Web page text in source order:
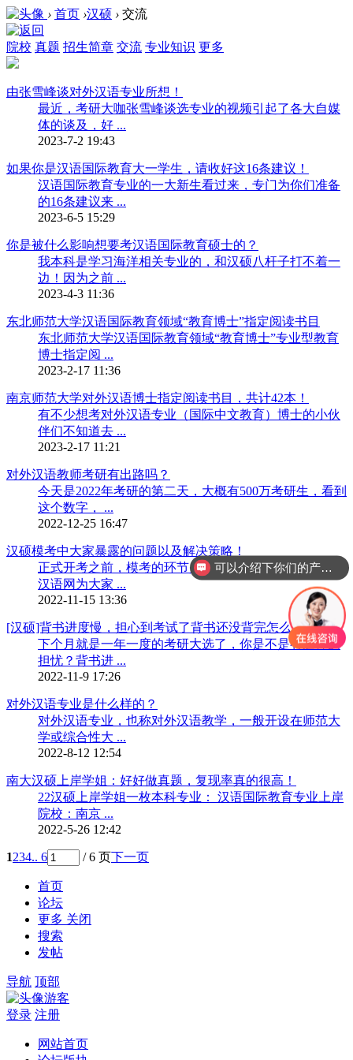
› 首页 ›汉硕 › 交流
院校 真题 招生简章 交流 专业知识 更多
由张雪峰谈对外汉语专业所想！
最近，考研大咖张雪峰谈选专业的视频引起了各大自媒
体的谈及，好 ...
2023-7-2 19:43
如果你是汉语国际教育大一学生，请收好这16条建议！
汉语国际教育专业的一大新生看过来，专门为你们准备
的16条建议来 ...
2023-6-5 15:29
你是被什么影响想要考汉语国际教育硕士的？
我本科是学习海洋相关专业的，和汉硕八杆子打不着一
边！因为之前 ...
2023-4-3 11:36
东北师范大学汉语国际教育领域“教育博士”指定阅读书目
东北师范大学汉语国际教育领域“教育博士”专业型教育
博士指定阅 ...
2023-2-17 11:36
南京师范大学对外汉语博士指定阅读书目，共计42本！
有不少想考对外汉语专业（国际中文教育）博士的小伙
伴们不知道去 ...
2023-2-17 11:21
对外汉语教师考研有出路吗？
今天是2022年考研的第二天，大概有500万考研生，看到
这个数字， ...
2022-12-25 16:47
汉硕模考中大家暴露的问题以及解决策略！
正式开考之前，模考的环节是必不可少的，该篇，对外
汉语网为大家 ...
2022-11-15 13:36
[汉硕]背书进度慢，担心到考试了背书还没背完怎么办？
下个月就是一年一度的考研大选了，你是不是有这样的
担忧？背书进 ...
2022-11-9 17:26
对外汉语专业是什么样的？
对外汉语专业，也称对外汉语教学，一般开设在师范大
学或综合性大 ...
2022-8-12 12:54
南大汉硕上岸学姐：好好做真题，复现率真的很高！
22汉硕上岸学姐一枚本科专业： 汉语国际教育专业上岸
院校：南京 ...
2022-5-26 12:42
1234.. 6 / 6 页下一页
首页
论坛
更多 关闭
搜索
发帖
导航 顶部
游客
登录 注册
网站首页
可以介绍下你们的产品么？